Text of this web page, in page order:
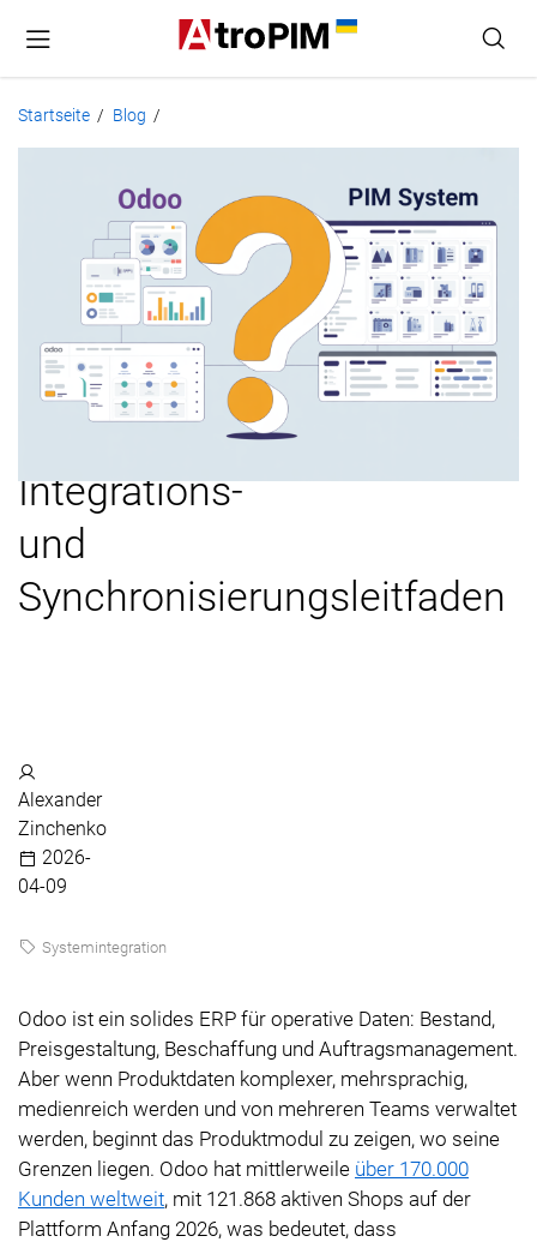
Startseite / Blog /
beste
PIM
für
Odoo
wählen:
Integrations-
und
Synchronisierungsleitfaden
Alexander
Zinchenko
2026-
04-09
Systemintegration
Odoo ist ein solides ERP für operative Daten: Bestand,
Preisgestaltung, Beschaffung und Auftragsmanagement.
Aber wenn Produktdaten komplexer, mehrsprachig,
medienreich werden und von mehreren Teams verwaltet
werden, beginnt das Produktmodul zu zeigen, wo seine
Grenzen liegen. Odoo hat mittlerweile über 170.000
Kunden weltweit, mit 121.868 aktiven Shops auf der
Plattform Anfang 2026, was bedeutet, dass